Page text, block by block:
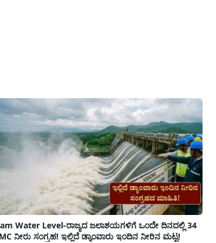
Water Level-ರಾಜ್ಯದ ಜಲಾಶಯಗಳಿಗೆ ಒಂದೇ ದಿನದಲ್ಲಿ 34
ನೀರು ಸಂಗ್ರಹ! ಇಲ್ಲಿದೆ ಡ್ಯಾಂವಾರು ಇಂದಿನ ನೀರಿನ ಮಟ್ಟ!